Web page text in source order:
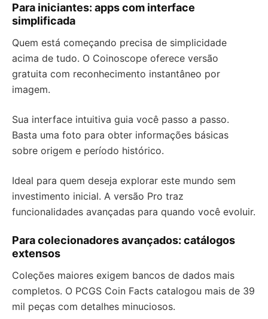
Para iniciantes: apps com interface
simplificada
Quem está começando precisa de simplicidade
acima de tudo. O Coinoscope oferece versão
gratuita com reconhecimento instantâneo por
imagem.
Sua interface intuitiva guia você passo a passo.
Basta uma foto para obter informações básicas
sobre origem e período histórico.
Ideal para quem deseja explorar este mundo sem
investimento inicial. A versão Pro traz
funcionalidades avançadas para quando você evoluir.
Para colecionadores avançados: catálogos
extensos
Coleções maiores exigem bancos de dados mais
completos. O PCGS Coin Facts catalogou mais de 39
mil peças com detalhes minuciosos.